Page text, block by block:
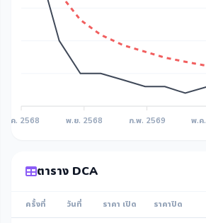
ส.ค. 2568 พ.ย. 2568 ก.พ. 2569 พ.ค
ตาราง DCA
ครั้งที่ วันที่ ราคา เปิด ราคาปิด